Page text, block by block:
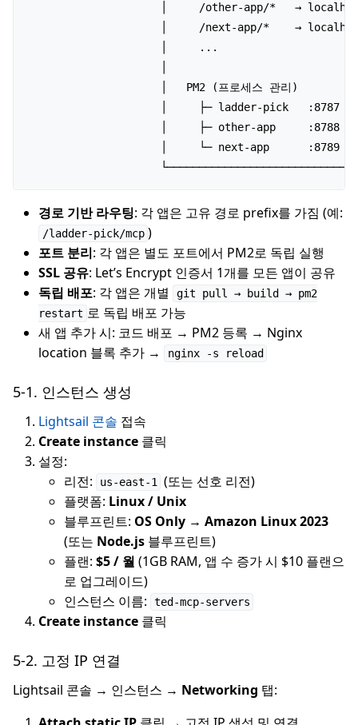
│     /other-app/*   →
│     /next-app/*    →
│     ...
│   PM2 (프로세스 관리)
│     ├─ ladder-pick   :8787
│     ├─ other-app     :8788
│     └─ next-app      :8789
경로 기반 라우팅: 각 앱은 고유 경로 prefix를 가짐 (예:
/ladder-pick/mcp )
포트 분리: 각 앱은 별도 포트에서 PM2로 독립 실행
SSL 공유: Let’s Encrypt 인증서 1개를 모든 앱이 공유
독립 배포: 각 앱은 개별
git pull → build → pm2
restart 로 독립 배포 가능
새 앱 추가 시: 코드 배포 → PM2 등록 → Nginx
location 블록 추가 →
nginx -s reload
5-1. 인스턴스 생성
Lightsail 콘솔 접속
Create instance 클릭
설정:
리전:
us-east-1
(또는 선호 리전)
플랫폼: Linux / Unix
블루프린트: OS Only → Amazon Linux 2023
(또는 Node.js 블루프린트)
플랜: $5 / 월 (1GB RAM, 앱 수 증가 시 $10 플랜으
로 업그레이드)
인스턴스 이름:
ted-mcp-servers
Create instance 클릭
5-2. 고정 IP 연결
Lightsail 콘솔 → 인스턴스 → Networking 탭: